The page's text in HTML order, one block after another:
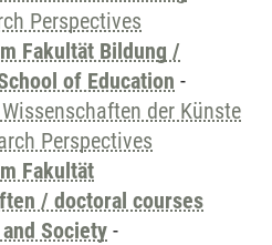
Perspectives
Fakultät Bildung /
of Education -
der Künste
Perspectives
Fakultät
/ doctoral courses
Society -